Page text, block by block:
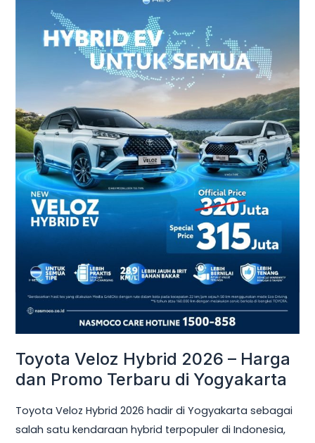
Toyota Veloz Hybrid 2026 – Harga
dan Promo Terbaru di Yogyakarta
Toyota Veloz Hybrid 2026 hadir di Yogyakarta sebagai
salah satu kendaraan hybrid terpopuler di Indonesia,
Promo
Terbaru
di
Yogyakarta